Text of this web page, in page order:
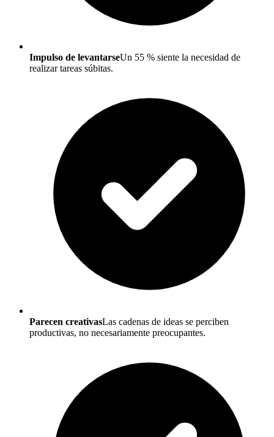
Impulso de levantarseUn 55 % siente la necesidad de
realizar tareas súbitas.
Parecen creativasLas cadenas de ideas se perciben
productivas, no necesariamente preocupantes.